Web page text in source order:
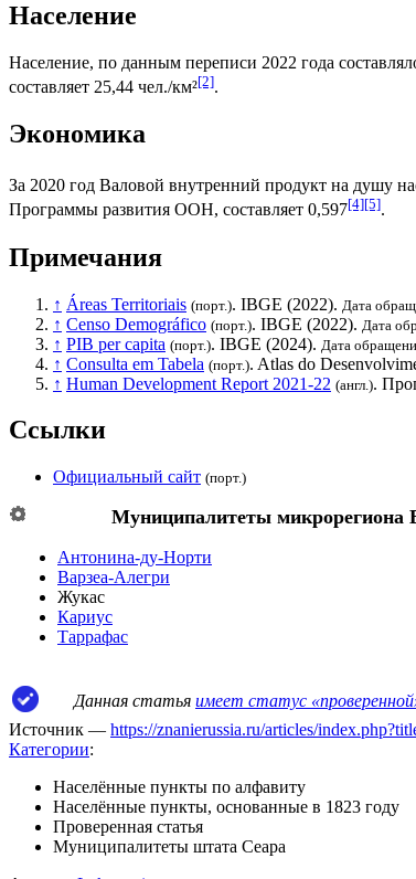
Население
Население, по данным переписи 2022 года
составляет 25,44 чел./км²[2].
Экономика
За 2020 год Валовой внутренний продукт на душу
Программы развития ООН, составляет 0,597[4][5].
Примечания
↑ Áreas Territoriais (порт.). IBGE (2022). Дата
↑ Censo Demográfico (порт.). IBGE (2022). Дата
↑ PIB per capita (порт.). IBGE (2024). Дата
↑ Consulta em Tabela (порт.). Atlas do
↑ Human Development Report 2021-22 (англ.).
Ссылки
Официальный сайт (порт.)
Муниципалитеты микрорегиона
Антонина-ду-Норти
Варзеа-Алегри
Жукас
Кариус
Таррафас
Данная статья имеет статус
Источник — https://znanierussia.ru/articles/
Категории:
Населённые пункты по алфавиту
Населённые пункты, основанные в 1823 году
Проверенная статья
Муниципалитеты штата Сеара